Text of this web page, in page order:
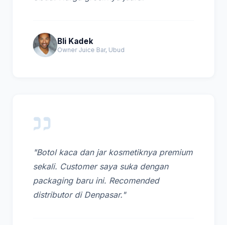
Bli Kadek
Owner Juice Bar, Ubud
"Botol kaca dan jar kosmetiknya premium
sekali. Customer saya suka dengan
packaging baru ini. Recomended
distributor di Denpasar."